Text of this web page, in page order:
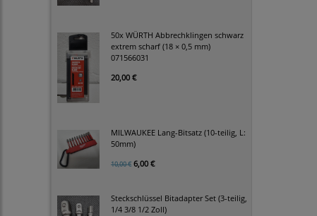
50x WÜRTH Abbrechklingen schwarz
extrem scharf (18 × 0,5 mm)
071566031
20,00 €
MILWAUKEE Lang-Bitsatz (10-teilig, L:
50mm)
10,00 € 6,00 €
Steckschlüssel Bitadapter Set (3-teilig,
1/4 3/8 1/2 Zoll)